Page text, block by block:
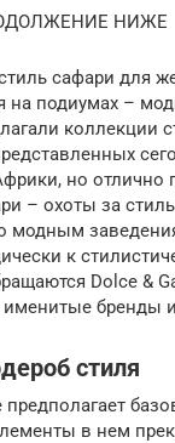
НИЖЕ
сафари для
на подиумах –
коллекции
но отлично
– охоты за
модным
к
Dolce &
именитые бренды
стиля
предполагает
в нем